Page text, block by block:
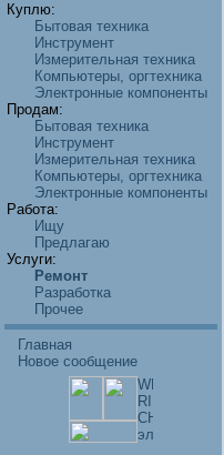
Куплю:
Бытовая техника
Инструмент
Измерительная техника
Компьютеры, оргтехника
Электронные компоненты
Продам:
Бытовая техника
Инструмент
Измерительная техника
Компьютеры, оргтехника
Электронные компоненты
Работа:
Ищу
Предлагаю
Услуги:
Ремонт
Разработка
Прочее
Главная
Новое сообщение